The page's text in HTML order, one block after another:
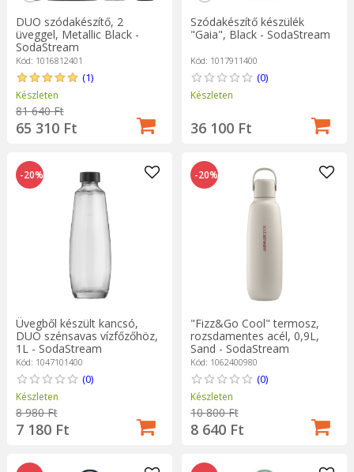
DUO szódakészítő, 2
üveggel, Metallic Black -
SodaStream
Kód: 1016812401
(1)
Készleten
81 640 Ft
65 310 Ft
Szódakészítő készülék
"Gaia", Black - SodaStream
Kód: 1017911400
(0)
Készleten
36 100 Ft
-20%
Üvegből készült kancsó,
DUO szénsavas vízfőzőhöz,
1L - SodaStream
Kód: 1047101400
(0)
Készleten
8 980 Ft
7 180 Ft
-20%
"Fizz&Go Cool" termosz,
rozsdamentes acél, 0,9L,
Sand - SodaStream
Kód: 1062400980
(0)
Készleten
10 800 Ft
8 640 Ft